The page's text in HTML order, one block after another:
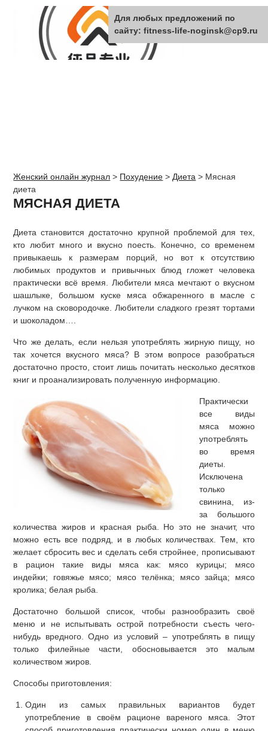
Женский онлайн журнал > Похудение > Диета > Мясная
диета
МЯСНАЯ ДИЕТА
Диета становится достаточно крупной проблемой для тех,
кто любит много и вкусно поесть. Конечно, со временем
привыкаешь к размерам порций, но вот к отсутствию
любимых продуктов и привычных блюд гложет человека
практически всё время. Любители мяса мечтают о вкусном
шашлыке, большом куске мяса обжаренного в масле с
лучком на сковородочке. Любители сладкого грезят тортами
и шоколадом….
Что же делать, если нельзя употреблять жирную пищу, но
так хочется вкусного мяса? В этом вопросе разобраться
достаточно просто, стоит лишь почитать несколько десятков
книг и проанализировать полученную информацию.
Практически
все виды
мяса можно
употреблять
во время
диеты.
Исключена
только
свинина, из-
за большого
количества жиров и красная рыба. Но это не значит, что
можно есть все подряд, и в любых количествах. Тем, кто
желает сбросить вес и сделать себя стройнее, прописывают
в рацион такие виды мяса как: мясо курицы; мясо
индейки; говяжье мясо; мясо телёнка; мясо зайца; мясо
кролика; белая рыба.
Достаточно большой список, чтобы разнообразить своё
меню и не испытывать острой потребности съесть чего-
нибудь вредного. Одно из условий – употреблять в пищу
только филейные части, обосновывается это малым
количеством жиров.
Способы приготовления:
Один из самых правильных вариантов будет
употребление в своём рационе вареного мяса. Этот
Для любых предложений по
сайту: fitness-life-noginsk@cp9.ru